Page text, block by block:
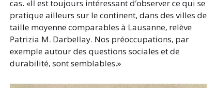
cas. «Il est toujours intéressant d’observer ce qui se
pratique ailleurs sur le continent, dans des villes de
taille moyenne comparables à Lausanne, relève
Patrizia M. Darbellay. Nos préoccupations, par
exemple autour des questions sociales et de
durabilité, sont semblables.»